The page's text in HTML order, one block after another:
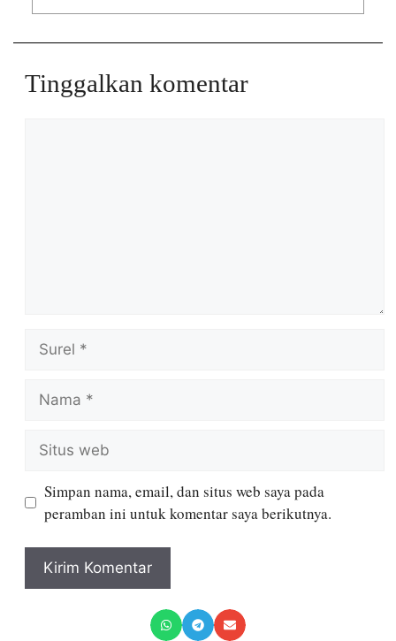
Tinggalkan komentar
Simpan nama, email, dan situs web saya pada
peramban ini untuk komentar saya berikutnya.